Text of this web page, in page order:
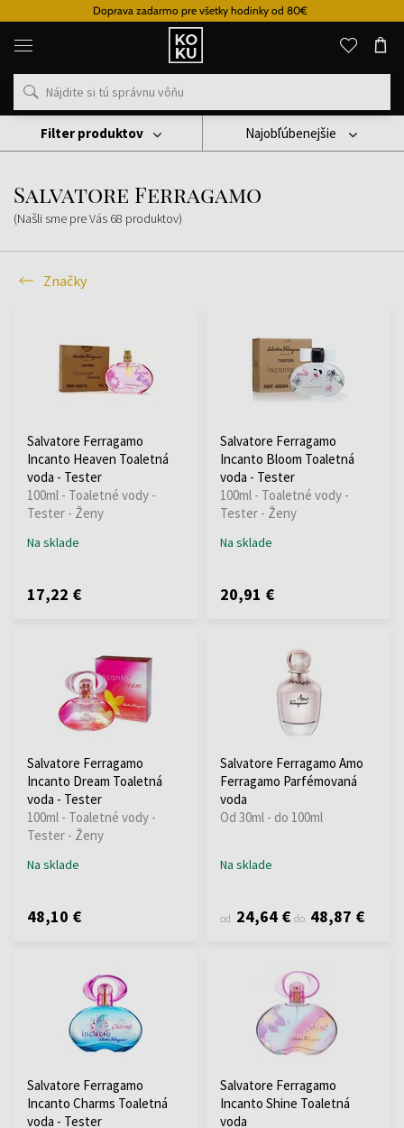
Vernostný systém
Originálne
parfémy
hodinky
na
mieste
Značky
Salvatore Ferragamo
Salvatore Ferragamo
(Našli sme pre Vás 68 produktov)
Najobľúbenejšie
Značky
Filter produktov
Salvatore Ferragamo
Incanto Heaven Toaletná
voda - Tester
100ml - Toaletné vody -
Tester - Ženy
Na sklade
17,22 €
Salvatore Ferragamo
Incanto Bloom Toaletná
voda - Tester
100ml - Toaletné vody -
Tester - Ženy
Na sklade
20,91 €
Salvatore Ferragamo
Incanto Dream Toaletná
voda - Tester
100ml - Toaletné vody -
Tester - Ženy
Na sklade
48,10 €
Salvatore Ferragamo Amo
Ferragamo Parfémovaná
voda
Od 30ml - do 100ml
Na sklade
od 24,64 € do 48,87 €
Salvatore Ferragamo
Incanto Charms Toaletná
voda - Tester
Salvatore Ferragamo
Incanto Shine Toaletná
voda